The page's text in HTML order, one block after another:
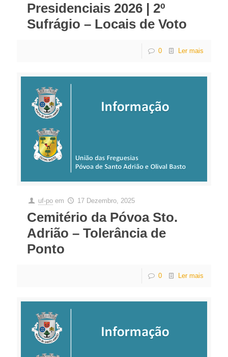
Presidenciais 2026 | 2º
Sufrágio – Locais de Voto
0 Ler mais
uf-po em 17 Dezembro, 2025
Cemitério da Póvoa Sto.
Adrião – Tolerância de
Ponto
0 Ler mais